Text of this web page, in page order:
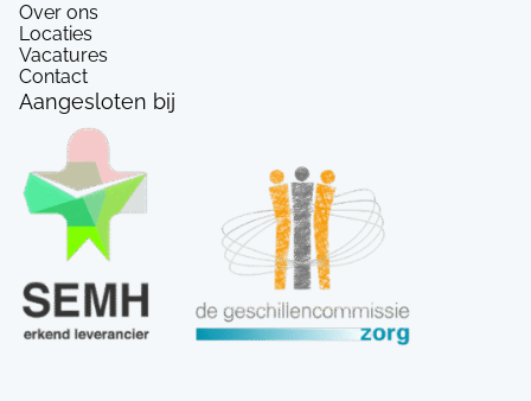
Over ons
Locaties
Vacatures
Contact
Aangesloten bij